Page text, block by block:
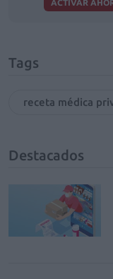
ACTIVAR
Tags
receta médica
Destacados